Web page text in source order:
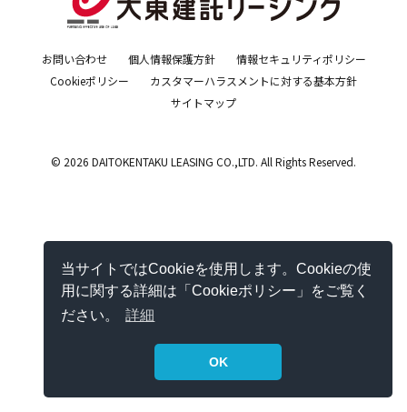
当サイトではCookieを使用します。Cookieの使
用に関する詳細は「Cookieポリシー」をご覧く
ださい。
詳細
OK
お問い合わせ 個人情報保護方針
情報セキュリティポリシー
Cookieポリシー
カスタマーハラスメントに対する基本方針
サイトマップ
© 2026 DAITOKENTAKU LEASING CO.,LTD. All Rights Reserved.